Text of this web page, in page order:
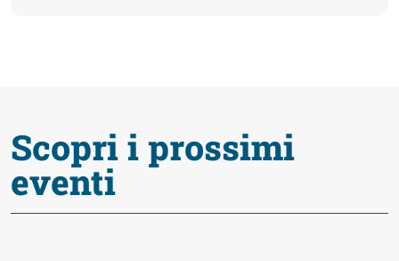
Guide
Fano
Scopri i prossimi
eventi